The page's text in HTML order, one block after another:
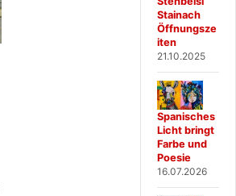
Stainach
Öffnungsze
iten
21.10.2025
Spanisches
Licht bringt
Farbe und
Poesie
16.07.2026